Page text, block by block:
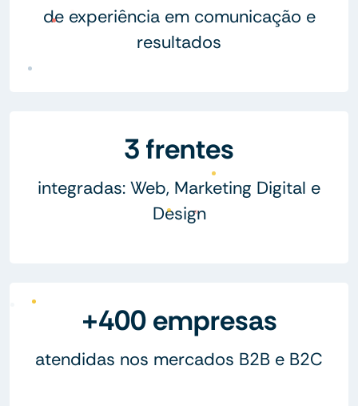
de experiência em comunicação e
resultados
3 frentes
integradas: Web, Marketing Digital e
Design
+400 empresas
atendidas nos mercados B2B e B2C